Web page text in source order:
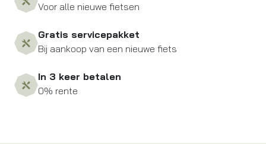
Voor alle nieuwe fietsen
Gratis servicepakket
Bij aankoop van een nieuwe fiets
In 3 keer betalen
0% rente